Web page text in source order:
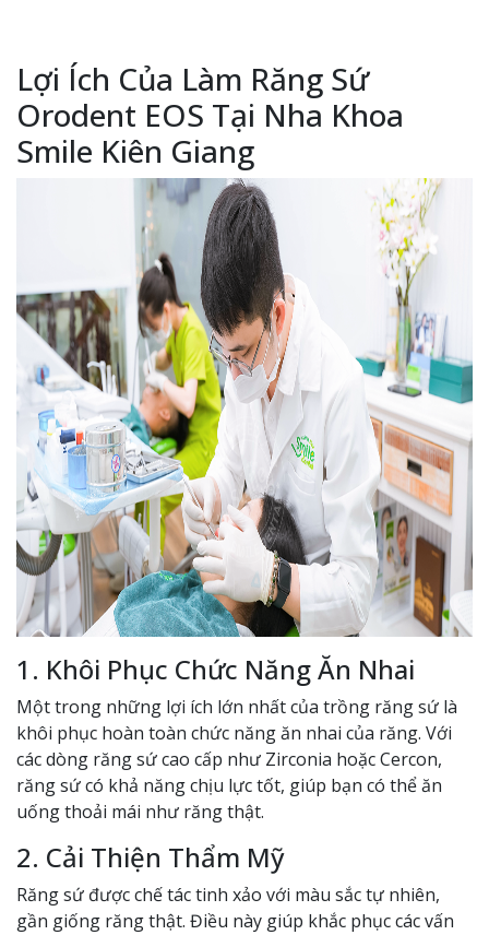
Lợi Ích Của Làm Răng Sứ
Orodent EOS Tại Nha Khoa
Smile Kiên Giang
1. Khôi Phục Chức Năng Ăn Nhai
Một trong những lợi ích lớn nhất của trồng răng sứ là
khôi phục hoàn toàn chức năng ăn nhai của răng. Với
các dòng răng sứ cao cấp như Zirconia hoặc Cercon,
răng sứ có khả năng chịu lực tốt, giúp bạn có thể ăn
uống thoải mái như răng thật.
2. Cải Thiện Thẩm Mỹ
Răng sứ được chế tác tinh xảo với màu sắc tự nhiên,
gần giống răng thật. Điều này giúp khắc phục các vấn